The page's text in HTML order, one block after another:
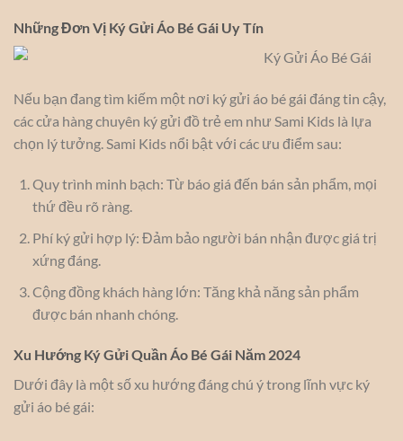
Những Đơn Vị Ký Gửi Áo Bé Gái Uy Tín
Nếu bạn đang tìm kiếm một nơi ký gửi áo bé gái đáng tin cậy,
các cửa hàng chuyên ký gửi đồ trẻ em như Sami Kids là lựa
chọn lý tưởng. Sami Kids nổi bật với các ưu điểm sau:
Quy trình minh bạch: Từ báo giá đến bán sản phẩm, mọi
thứ đều rõ ràng.
Phí ký gửi hợp lý: Đảm bảo người bán nhận được giá trị
xứng đáng.
Cộng đồng khách hàng lớn: Tăng khả năng sản phẩm
được bán nhanh chóng.
Xu Hướng Ký Gửi Quần Áo Bé Gái Năm 2024
Dưới đây là một số xu hướng đáng chú ý trong lĩnh vực ký
gửi áo bé gái: